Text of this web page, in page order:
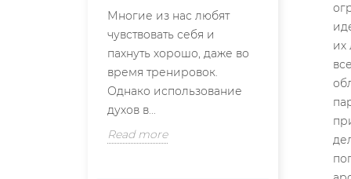
Многие из нас любят
чувствовать себя и
пахнуть хорошо, даже во
время тренировок.
Однако использование
духов в...
Read more
качество,
Read more